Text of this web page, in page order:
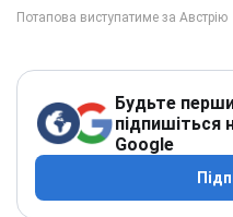
Будьте
підпишіться
Google